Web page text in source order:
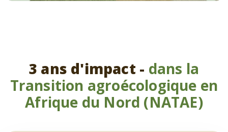
3 ans d'impact - dans la
Transition agroécologique en
Afrique du Nord (NATAE)